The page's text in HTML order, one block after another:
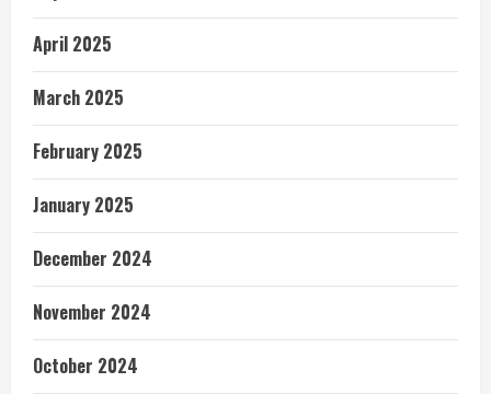
April 2025
March 2025
February 2025
January 2025
December 2024
November 2024
October 2024